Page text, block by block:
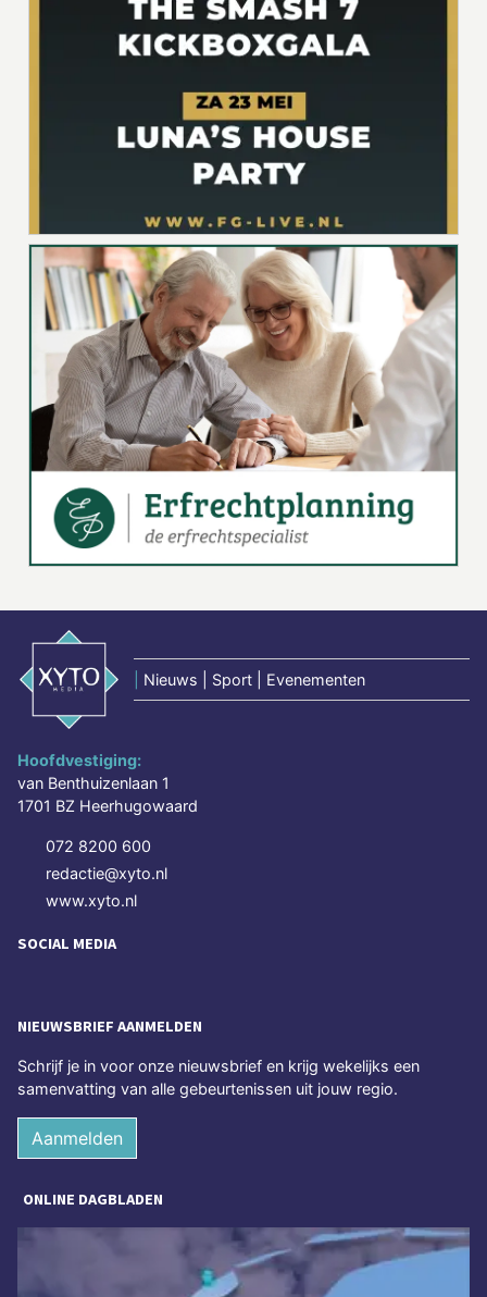
Nieuws | Sport | Evenementen
Hoofdvestiging:
van Benthuizenlaan 1
1701 BZ Heerhugowaard
072 8200 600
redactie@xyto.nl
www.xyto.nl
SOCIAL MEDIA
NIEUWSBRIEF AANMELDEN
Schrijf je in voor onze nieuwsbrief en krijg wekelijks een
samenvatting van alle gebeurtenissen uit jouw regio.
Aanmelden
ONLINE DAGBLADEN